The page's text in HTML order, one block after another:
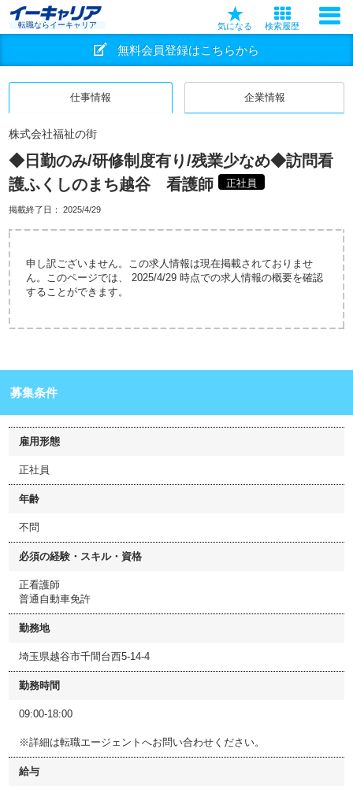
転職ならイーキャリア 気になる 検索履歴
無料会員登録はこちらから
仕事情報 企業情報
株式会社福祉の街
◆日勤のみ/研修制度有り/残業少なめ◆訪問看
護ふくしのまち越谷 看護師
正社員
掲載終了日： 2025/4/29
申し訳ございません。この求人情報は現在掲載されておりませ
ん。このページでは、 2025/4/29 時点での求人情報の概要を確認
することができます。
募集条件
雇用形態
正社員
年齢
不問
必須の経験・スキル・資格
正看護師
普通自動車免許
勤務地
埼玉県越谷市千間台西5-14-4
勤務時間
09:00-18:00
※詳細は転職エージェントへお問い合わせください。
給与